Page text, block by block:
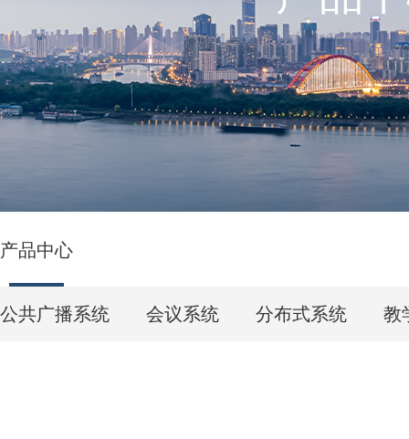
产品中心
公共广播系统 会议系统 分布式系统 教